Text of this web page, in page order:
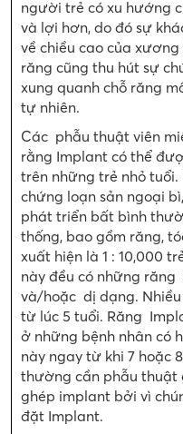
người trẻ có xu hướng
và lợi hơn, do đó sự
về chiều cao của
răng cũng thu hút sự
xung quanh chỗ răng
tự nhiên.
Các phẫu thuật viên
rằng Implant có thể
trên những trẻ nhỏ
chứng loạn sản ngoại
phát triển bất bình
thống, bao gồm răng,
xuất hiện là 1 : 10,000
này đều có những
và/hoặc dị dạng.
từ lúc 5 tuổi. Răng
ở những bệnh nhân có
này ngay từ khi 7 hoặc
thường cần phẫu
ghép implant bởi vì
đặt Implant.